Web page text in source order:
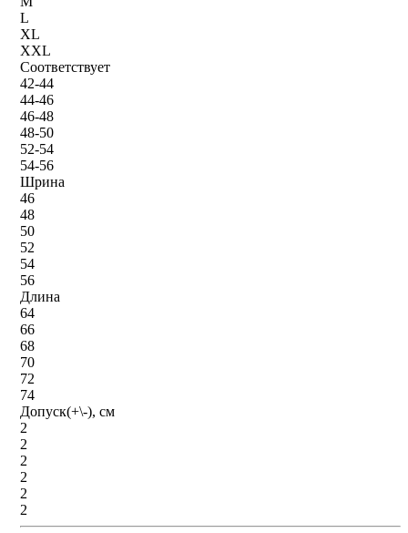
L
XL
XXL
Соответствует
42-44
44-46
46-48
48-50
52-54
54-56
Шрина
46
48
50
52
54
56
Длина
64
66
68
70
72
74
Допуск(+\-), см
2
2
2
2
2
2